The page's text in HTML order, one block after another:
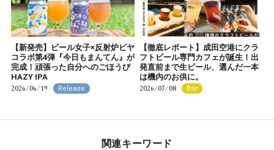
【新発売】ビール女子×反射炉ビヤ
コラボ第4弾『今日もまんてん』が
完成！頑張った自分へのごほうび
HAZY IPA
2026/06/19 Release
【徹底レポート】成田空港にクラ
フトビール専門カフェが誕生！出
発直前まで生ビール、選んだ一本
は機内のお供に。
2026/07/08 Bar
関連キーワード